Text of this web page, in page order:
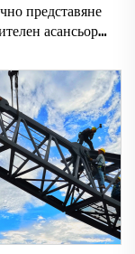
представяне
асансьор
шахти за Алжир